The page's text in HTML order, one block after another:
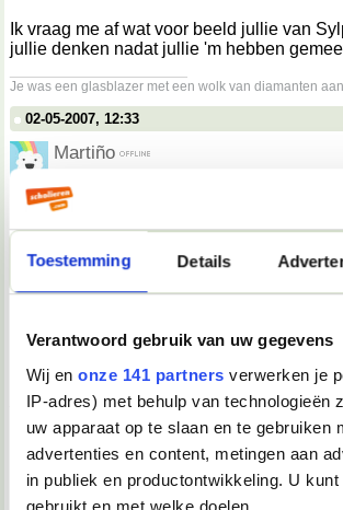
Toestemming Details
Verantwoord gebruik van uw gegevens
Wij en onze 141 partners verwerken je
IP-adres) met behulp van technologieën
uw apparaat op te slaan en te gebruiken
advertenties en content, metingen aan
in publiek en productontwikkeling. U
gebruikt en met welke doelen.
Ik vraag me af wat voor beeld jullie van
jullie denken nadat jullie 'm hebben
Je was een glasblazer met een wolk van diamanten
02-05-2007, 12:33
Martiño
Darkiekurd schreef op
Niet.
Dit is het "embarrassing moments, leuke
vermaak uw medeforummer" topic, nummer
Dit had dus eigenlijk in de eerste post
__________________
02-05-2007, 12:36
Tink*